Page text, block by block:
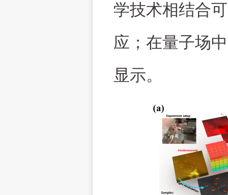
学技术相结合
应；在量子场
显示。